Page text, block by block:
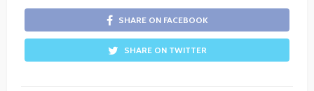
SHARE ON FACEBOOK
SHARE ON TWITTER